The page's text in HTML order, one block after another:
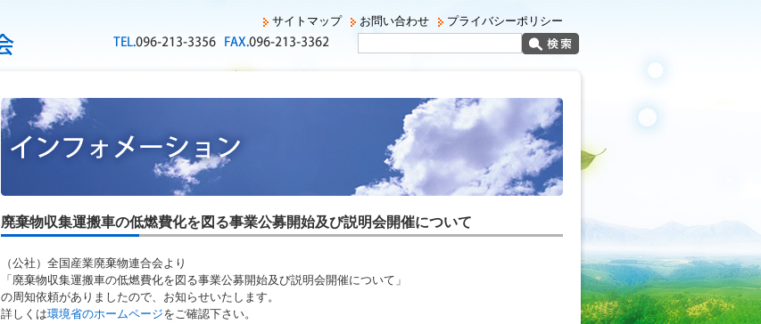
プライバシーポリシー
お問い合わせ
サイトマップ
廃棄物収集運搬車の低燃費化を図る事業公募開始及び説明会開催について
（公社）全国産業廃棄物連合会より
「廃棄物収集運搬車の低燃費化を図る事業公募開始及び説明会開催について」
の周知依頼がありましたので、お知らせいたします。
詳しくは環境省のホームページをご確認下さい。